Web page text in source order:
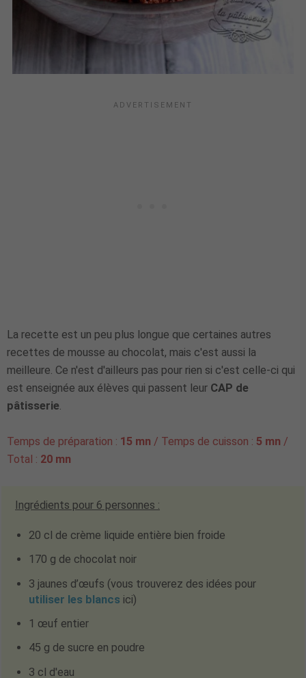
La recette est un peu plus longue que certaines autres
recettes de mousse au chocolat, mais c'est aussi la
meilleure. Ce n'est d'ailleurs pas pour rien si c'est celle-ci qui
est enseignée aux élèves qui passent leur CAP de
pâtisserie
Temps de préparation : 15 mn / Temps de cuisson : 5 mn /
Total : 20 mn
Ingrédients pour 6 personnes :
20 cl de crème liquide entière bien froide
170 g de chocolat noir
3 jaunes d’œufs (vous trouverez des idées pour
utiliser les blancs ici)
1 œuf entier
45 g de sucre en poudre
3 cl d'eau